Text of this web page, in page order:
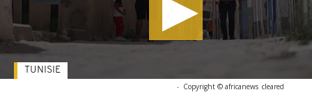
- Copyright © africanews cleared
TUNISIE